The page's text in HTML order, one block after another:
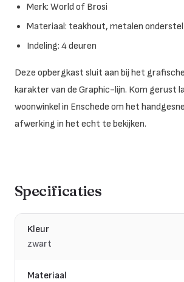
Merk: World of Brosi
Materiaal: teakhout, metalen onderstel
Indeling: 4 deuren
Deze opbergkast sluit aan bij het
karakter van de Graphic-lijn. Kom gerust
woonwinkel in Enschede om het
afwerking in het echt te bekijken.
Specificaties
Kleur
zwart
Materiaal